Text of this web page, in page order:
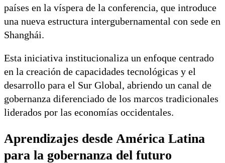
países en la víspera de la conferencia, que introduce
una nueva estructura intergubernamental con sede en
Shanghái.
Esta iniciativa institucionaliza un enfoque centrado
en la creación de capacidades tecnológicas y el
desarrollo para el Sur Global, abriendo un canal de
gobernanza diferenciado de los marcos tradicionales
liderados por las economías occidentales.
Aprendizajes desde América Latina
para la gobernanza del futuro